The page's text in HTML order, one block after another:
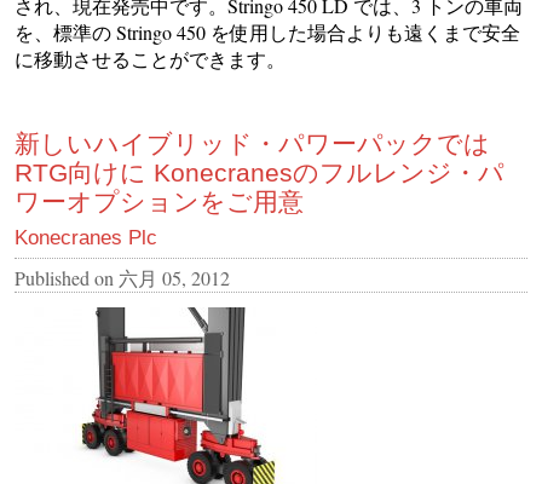
され、現在発売中です。Stringo 450 LD では、3 トンの車両
を、標準の Stringo 450 を使用した場合よりも遠くまで安全
に移動させることができます。
新しいハイブリッド・パワーパックでは
RTG向けに Konecranesのフルレンジ・パ
ワーオプションをご用意
Konecranes Plc
Published on 六月 05, 2012